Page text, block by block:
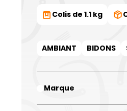
Colis de 1.1 kg
AMBIANT BIDONS
Marque